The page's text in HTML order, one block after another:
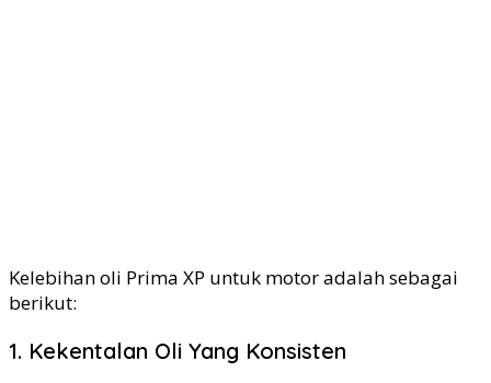
Kelebihan oli Prima XP untuk motor adalah sebagai
berikut:
1. Kekentalan Oli Yang Konsisten